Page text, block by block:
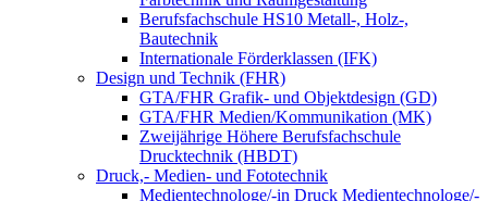
Berufsfachschule HS10 Metall-, Holz-,
Bautechnik
Internationale Förderklassen (IFK)
Design und Technik (FHR)
GTA/FHR Grafik- und Objektdesign (GD)
GTA/FHR Medien/Kommunikation (MK)
Zweijährige Höhere Berufsfachschule
Drucktechnik (HBDT)
Druck,- Medien- und Fototechnik
Medientechnologe/-in Druck Medientechnologe/-